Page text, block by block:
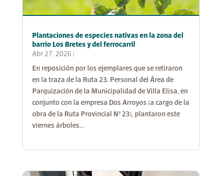
Plantaciones de especies nativas en la zona del
barrio Los Bretes y del ferrocarril
Abr 27, 2026
En reposición por los ejemplares que se retiraron
en la traza de la Ruta 23. Personal del Área de
Parquización de la Municipalidad de Villa Elisa, en
conjunto con la empresa Dos Arroyos (a cargo de la
obra de la Ruta Provincial N° 23), plantaron este
viernes árboles...